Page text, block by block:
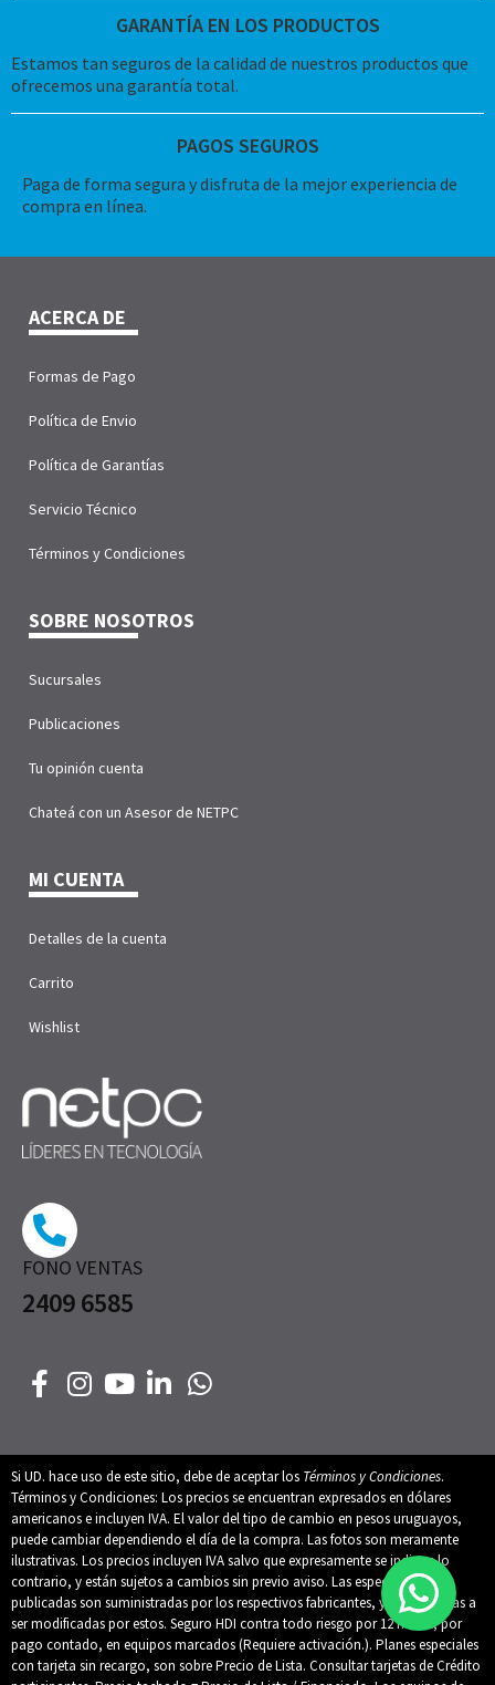
GARANTÍA EN LOS PRODUCTOS
Estamos tan seguros de la calidad de nuestros productos que
ofrecemos una garantía total.
PAGOS SEGUROS
Paga de forma segura y disfruta de la mejor experiencia de
compra en línea.
FONO VENTAS
2409 6585
ACERCA DE
Formas de Pago
Política de Envio
Política de Garantías
Servicio Técnico
Términos y Condiciones
SOBRE NOSOTROS
Sucursales
Publicaciones
Tu opinión cuenta
Chateá con un Asesor de NETPC
MI CUENTA
Detalles de la cuenta
Carrito
Wishlist
Si UD. hace uso de este sitio, debe de aceptar los Términos y Condiciones.
Términos y Condiciones: Los precios se encuentran expresados en dólares
americanos e incluyen IVA. El valor del tipo de cambio en pesos uruguayos,
puede cambiar dependiendo el día de la compra. Las fotos son meramente
ilustrativas. Los precios incluyen IVA salvo que expresamente se indique lo
contrario, y están sujetos a cambios sin previo aviso. Las especificaciones
publicadas son suministradas por los respectivos fabricantes, y están sujetas a
ser modificadas por estos. Seguro HDI contra todo riesgo por 12 meses, por
pago contado, en equipos marcados (Requiere activación.). Planes especiales
con tarjeta sin recargo, son sobre Precio de Lista. Consultar tarjetas de Crédito